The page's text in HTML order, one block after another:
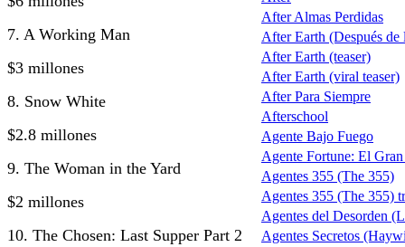
7. A Working Man
$3 millones
8. Snow White
$2.8 millones
9. The Woman in the Yard
$2 millones
10. The Chosen: Last Supper Part 2
After Almas Perdidas
After Earth (Después de
After Earth (teaser)
After Earth (viral teaser)
After Para Siempre
Afterschool
Agente Bajo Fuego
Agente Fortune: El
Agentes 355 (The 355)
Agentes 355 (The 355)
Agentes del Desorden
Agentes Secretos